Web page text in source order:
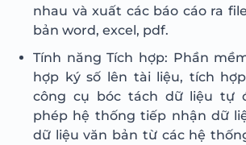
nhau và xuất các báo cáo ra
bản word, excel, pdf.
Tính năng Tích hợp: Phần
hợp ký số lên tài liệu, tích
công cụ bóc tách dữ liệu tự
phép hệ thống tiếp nhận dữ
dữ liệu văn bản từ các hệ